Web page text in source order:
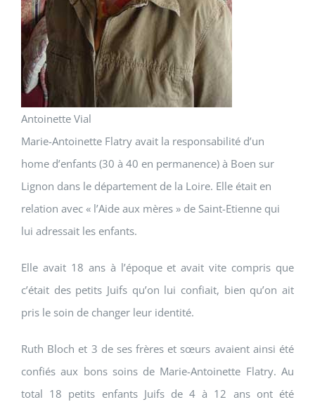
Antoinette Vial
Marie-Antoinette Flatry avait la responsabilité d’un
home d’enfants (30 à 40 en permanence) à Boen sur
Lignon dans le département de la Loire. Elle était en
relation avec « l’Aide aux mères » de Saint-Etienne qui
lui adressait les enfants.
Elle avait 18 ans à l’époque et avait vite compris que
c’était des petits Juifs qu’on lui confiait, bien qu’on ait
pris le soin de changer leur identité.
Ruth Bloch et 3 de ses frères et sœurs avaient ainsi été
confiés aux bons soins de Marie-Antoinette Flatry. Au
total 18 petits enfants Juifs de 4 à 12 ans ont été